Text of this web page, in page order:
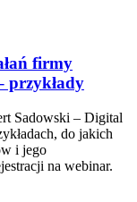
firmy
przykłady
Sadowski – Digital
do jakich
i jego
na webinar.